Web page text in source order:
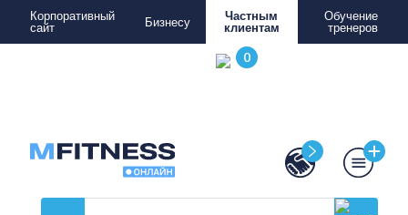
Корпоративный
сайт
Бизнесу
Частным
клиентам
Обучение
тренеров